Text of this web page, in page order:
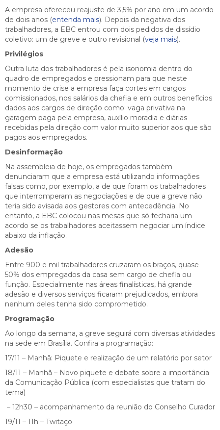
A empresa ofereceu reajuste de 3,5% por ano em um acordo
de dois anos (entenda mais). Depois da negativa dos
trabalhadores, a EBC entrou com dois pedidos de dissídio
coletivo: um de greve e outro revisional (veja mais).
Privilégios
Outra luta dos trabalhadores é pela isonomia dentro do
quadro de empregados e pressionam para que neste
momento de crise a empresa faça cortes em cargos
comissionados, nos salários da chefia e em outros benefícios
dados aos cargos de direção como: vaga privativa na
garagem paga pela empresa, auxílio moradia e diárias
recebidas pela direção com valor muito superior aos que são
pagos aos empregados.
Desinformação
Na assembleia de hoje, os empregados também
denunciaram que a empresa está utilizando informações
falsas como, por exemplo, a de que foram os trabalhadores
que interromperam as negociações e de que a greve não
teria sido avisada aos gestores com antecedência. No
entanto, a EBC colocou nas mesas que só fecharia um
acordo se os trabalhadores aceitassem negociar um índice
abaixo da inflação.
Adesão
Entre 900 e mil trabalhadores cruzaram os braços, quase
50% dos empregados da casa sem cargo de chefia ou
função. Especialmente nas áreas finalísticas, há grande
adesão e diversos serviços ficaram prejudicados, embora
nenhum deles tenha sido comprometido.
Programação
Ao longo da semana, a greve seguirá com diversas atividades
na sede em Brasília. Confira a programação:
17/11 – Manhã: Piquete e realização de um relatório por setor
18/11 – Manhã – Novo piquete e debate sobre a importância
da Comunicação Pública (com especialistas que tratam do
tema)
– 12h30 – acompanhamento da reunião do Conselho Curador
19/11 – 11h – Twitaço